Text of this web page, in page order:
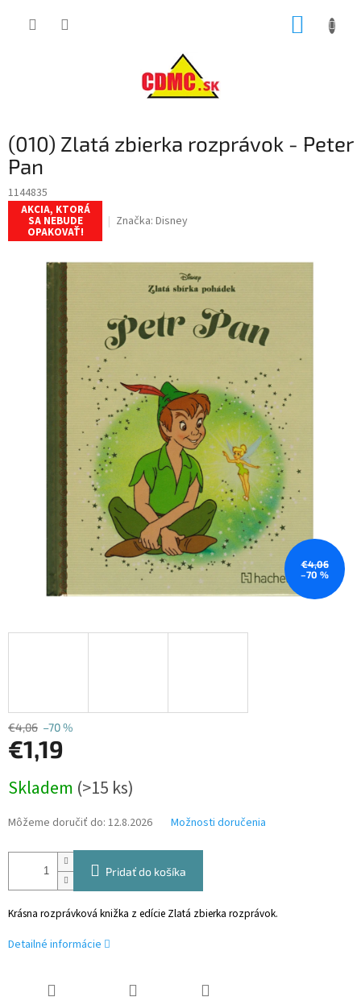
(010) Zlatá zbierka rozprávok - Peter
Pan
1144835
AKCIA, KTORÁ
SA NEBUDE
OPAKOVAŤ!
Značka: Disney
€4,06
–70 %
€4,06 –70 %
€1,19
cena:
Skladem (>15 ks)
Môžeme doručiť do: 12.8.2026 Možnosti doručenia
Pridať do košíka
Krásna rozprávková knižka z edície Zlatá zbierka rozprávok.
Detailné informácie